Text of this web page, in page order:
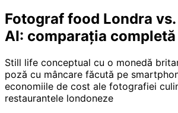
Fotograf food Londra
AI: comparația completă
Still life conceptual cu o monedă
poză cu mâncare făcută pe
economiile de cost ale fotografiei
restaurantele londoneze